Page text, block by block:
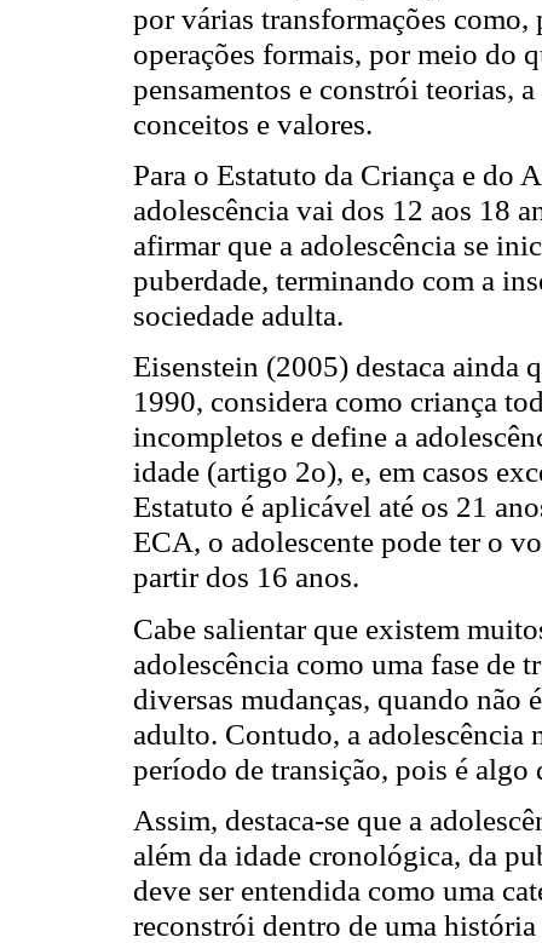
por várias transformações
operações formais, por meio do
pensamentos e constrói teorias,
conceitos e valores.
Para o Estatuto da Criança e do
adolescência vai dos 12 aos 18
afirmar que a adolescência se
puberdade, terminando com a
sociedade adulta.
Eisenstein (2005) destaca ainda
1990, considera como criança
incompletos e define a
idade (artigo 2o), e, em casos
Estatuto é aplicável até os 21
ECA, o adolescente pode ter o
partir dos 16 anos.
Cabe salientar que existem
adolescência como uma fase de
diversas mudanças, quando não
adulto. Contudo, a adolescência
período de transição, pois é algo
Assim, destaca-se que a
além da idade cronológica, da
deve ser entendida como uma
reconstrói dentro de uma